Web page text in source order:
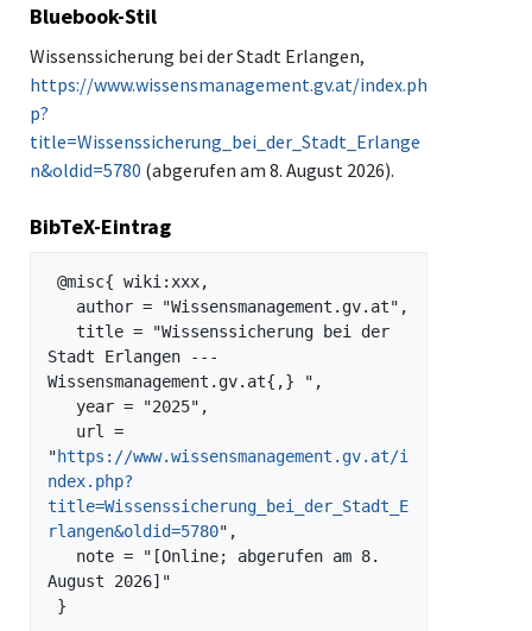
Bluebook-Stil
Wissenssicherung bei der Stadt Erlangen,
https://www.wissensmanagement.gv.at/index.ph
p?
title=Wissenssicherung_bei_der_Stadt_Erlange
n&oldid=5780 (abgerufen am 8. August 2026).
BibTeX-Eintrag
Stadt Erlangen ---
Wissensmanagement.gv.at{,} ",
"https://www.wissensmanagement.gv.at/i
ndex.php?
title=Wissenssicherung_bei_der_Stadt_E
rlangen&oldid=5780",
August 2026]"